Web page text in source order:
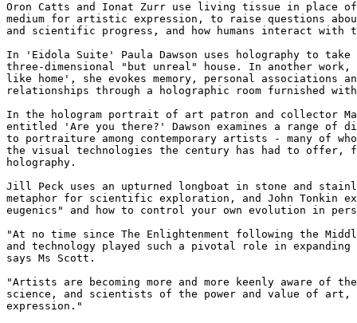
Oron Catts and Ionat Zurr use living tissue in place
medium for artistic expression, to raise questions about
and scientific progress, and how humans interact with
In 'Eidola Suite' Paula Dawson uses holography to
three-dimensional "but unreal" house. In another
like home', she evokes memory, personal
relationships through a holographic room furnished
In the hologram portrait of art patron and collector
entitled 'Are you there?' Dawson examines a range of
to portraiture among contemporary artists - many of
the visual technologies the century has had to offer,
holography.
Jill Peck uses an upturned longboat in stone and
metaphor for scientific exploration, and John Tonkin
eugenics" and how to control your own evolution in
"At no time since The Enlightenment following the
and technology played such a pivotal role in
says Ms Scott.
"Artists are becoming more and more keenly aware of
science, and scientists of the power and value of art,
expression."